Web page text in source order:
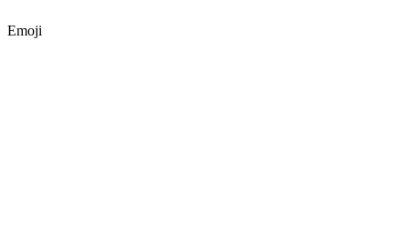
Emoji